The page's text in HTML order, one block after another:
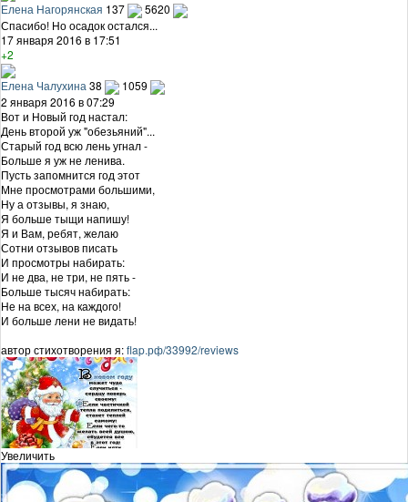
Елена Нагорянская 137
5620
Спасибо! Но осадок остался...
17 января 2016 в 17:51
+2
Елена Чалухина 38
1059
2 января 2016 в 07:29
Вот и Новый год настал:
День второй уж "обезьяний"...
Старый год всю лень угнал -
Больше я уж не ленива.
Пусть запомнится год этот
Мне просмотрами большими,
Ну а отзывы, я знаю,
Я больше тыщи напишу!
Я и Вам, ребят, желаю
Сотни отзывов писать
И просмотры набирать:
И не два, не три, не пять -
Больше тысяч набирать:
Не на всех, на каждого!
И больше лени не видать!
автор стихотворения я:flap.рф/33992/reviews
Увеличить